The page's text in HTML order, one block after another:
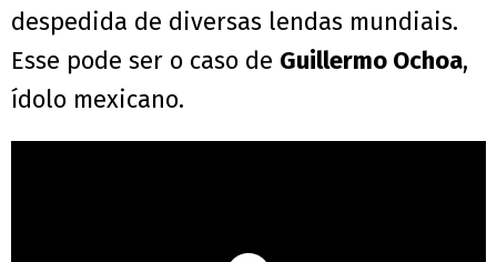
despedida de diversas lendas mundiais.
Esse pode ser o caso de Guillermo Ochoa,
ídolo mexicano.